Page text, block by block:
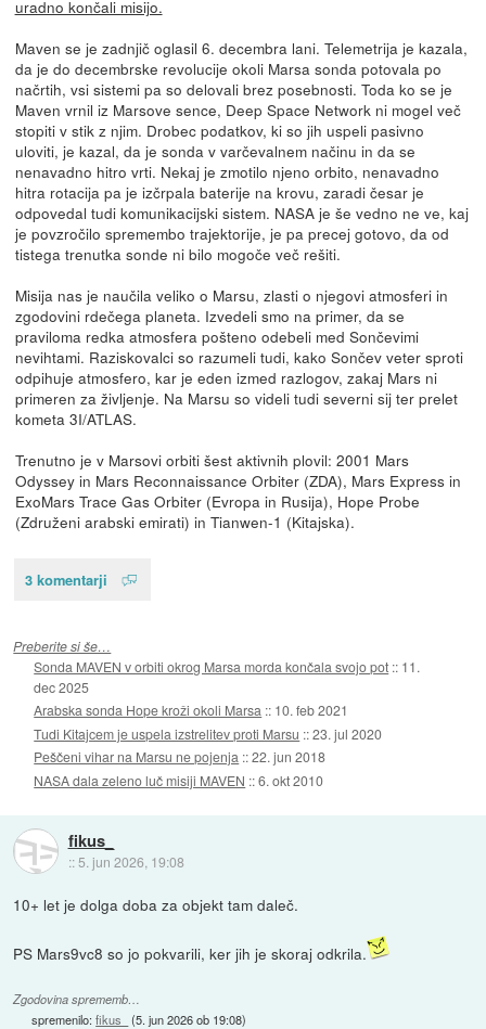
uradno končali misijo.
Maven se je zadnjič oglasil 6. decembra lani. Telemetrija je kazala,
da je do decembrske revolucije okoli Marsa sonda potovala po
načrtih, vsi sistemi pa so delovali brez posebnosti. Toda ko se je
Maven vrnil iz Marsove sence, Deep Space Network ni mogel več
stopiti v stik z njim. Drobec podatkov, ki so jih uspeli pasivno
uloviti, je kazal, da je sonda v varčevalnem načinu in da se
nenavadno hitro vrti. Nekaj je zmotilo njeno orbito, nenavadno
hitra rotacija pa je izčrpala baterije na krovu, zaradi česar je
odpovedal tudi komunikacijski sistem. NASA je še vedno ne ve, kaj
je povzročilo spremembo trajektorije, je pa precej gotovo, da od
tistega trenutka sonde ni bilo mogoče več rešiti.
Misija nas je naučila veliko o Marsu, zlasti o njegovi atmosferi in
zgodovini rdečega planeta. Izvedeli smo na primer, da se
praviloma redka atmosfera pošteno odebeli med Sončevimi
nevihtami. Raziskovalci so razumeli tudi, kako Sončev veter sproti
odpihuje atmosfero, kar je eden izmed razlogov, zakaj Mars ni
primeren za življenje. Na Marsu so videli tudi severni sij ter prelet
kometa 3I/ATLAS.
Trenutno je v Marsovi orbiti šest aktivnih plovil: 2001 Mars
Odyssey in Mars Reconnaissance Orbiter (ZDA), Mars Express in
ExoMars Trace Gas Orbiter (Evropa in Rusija), Hope Probe
(Združeni arabski emirati) in Tianwen-1 (Kitajska).
3 komentarji
Preberite si še…
Sonda MAVEN v orbiti okrog Marsa morda končala svojo pot :: 11.
dec 2025
Arabska sonda Hope kroži okoli Marsa :: 10. feb 2021
Tudi Kitajcem je uspela izstrelitev proti Marsu ::23. jul 2020
Peščeni vihar na Marsu ne pojenja ::22. jun 2018
NASA dala zeleno luč misiji MAVEN ::6. okt 2010
fikus_
:: 5. jun 2026, 19:08
10+ let je dolga doba za objekt tam daleč.
PS Mars9vc8 so jo pokvarili, ker jih je skoraj odkrila.
Zgodovina sprememb…
spremenilo:fikus_ (5. jun 2026 ob 19:08)